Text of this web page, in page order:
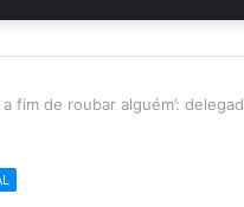
a fim de roubar alguém’: